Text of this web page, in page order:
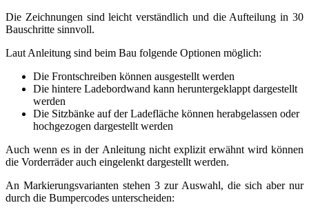
Die Zeichnungen sind leicht verständlich und die Aufteilung in 30
Bauschritte sinnvoll.
Laut Anleitung sind beim Bau folgende Optionen möglich:
Die Frontschreiben können ausgestellt werden
Die hintere Ladebordwand kann heruntergeklappt dargestellt
werden
Die Sitzbänke auf der Ladefläche können herabgelassen oder
hochgezogen dargestellt werden
Auch wenn es in der Anleitung nicht explizit erwähnt wird können
die Vorderräder auch eingelenkt dargestellt werden.
An Markierungsvarianten stehen 3 zur Auswahl, die sich aber nur
durch die Bumpercodes unterscheiden: